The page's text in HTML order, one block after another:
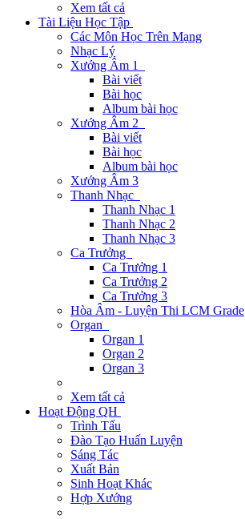
Xem tất cả
Tài Liệu Học Tập
Các Môn Học Trên Mạng
Nhạc Lý
Xướng Âm 1
Bài viết
Bài học
Album bài học
Xướng Âm 2
Bài viết
Bài học
Album bài học
Xướng Âm 3
Thanh Nhạc
Thanh Nhạc 1
Thanh Nhạc 2
Thanh Nhạc 3
Ca Trưởng
Ca Trưởng 1
Ca Trưởng 2
Ca Trưởng 3
Hòa Âm - Luyện Thi LCM Grade
Organ
Organ 1
Organ 2
Organ 3
Xem tất cả
Hoạt Động QH
Trình Tấu
Đào Tạo Huấn Luyện
Sáng Tác
Xuất Bản
Sinh Hoạt Khác
Hợp Xướng